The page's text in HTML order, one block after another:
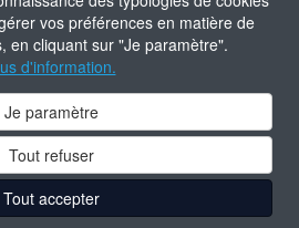
vos préférences en matière de
en cliquant sur "Je paramètre".
d'information.
Je paramètre
Tout refuser
Tout accepter